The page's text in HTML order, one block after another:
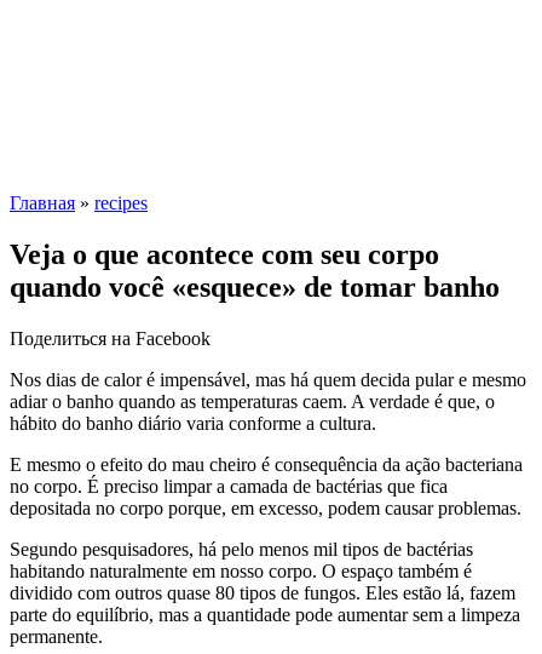
Главная » recipes
Veja o que acontece com seu corpo
quando você «esquece» de tomar banho
Поделиться на Facebook
Nos dias de calor é impensável, mas há quem decida pular e mesmo
adiar o banho quando as temperaturas caem. A verdade é que, o
hábito do banho diário varia conforme a cultura.
E mesmo o efeito do mau cheiro é consequência da ação bacteriana
no corpo. É preciso limpar a camada de bactérias que fica
depositada no corpo porque, em excesso, podem causar problemas.
Segundo pesquisadores, há pelo menos mil tipos de bactérias
habitando naturalmente em nosso corpo. O espaço também é
dividido com outros quase 80 tipos de fungos. Eles estão lá, fazem
parte do equilíbrio, mas a quantidade pode aumentar sem a limpeza
permanente.